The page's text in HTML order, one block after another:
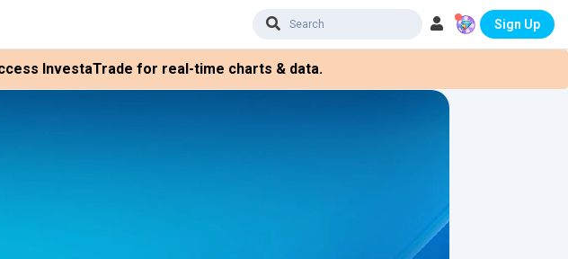
Sign Up
InvestaTrade for real-time charts & data.